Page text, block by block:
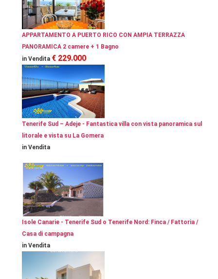
APPARTAMENTO A PUERTO RICO CON AMPIA TERRAZZA
PANORAMICA 2 camere + 1 Bagno
in Vendita € 229.000
Tenerife Sud – Adeje - Fantastica villa con vista panoramica sul
litorale e vista su La Gomera
in Vendita
Isole Canarie - Tenerife Sud o Tenerife Nord: Finca / Fattoria /
Casa di campagna
in Vendita